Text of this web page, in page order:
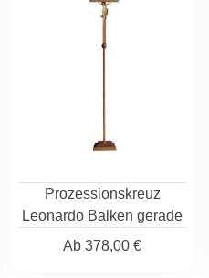
Prozessionskreuz
Leonardo Balken gerade
Ab 378,00 €